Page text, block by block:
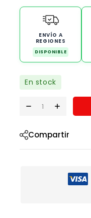
ENVÍO A
REGIONES
DISPONIBLE
En stock
Compartir